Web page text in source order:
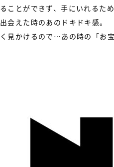
ことができず、手にいれるた
会えた時のあのドキドキ感。
見かけるので…あの時の「お